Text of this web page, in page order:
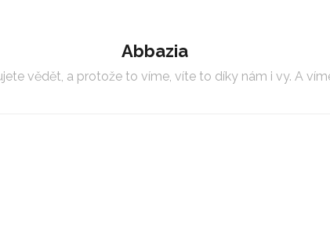
Abbazia
vědět, a protože to víme, víte to díky nám i vy. A